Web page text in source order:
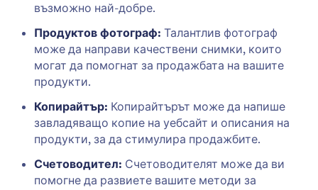
възможно най-добре.
Продуктов фотограф: Талантлив фотограф
може да направи качествени снимки, които
могат да помогнат за продажбата на вашите
продукти.
Копирайтър: Копирайтърът може да напише
завладяващо копие на уебсайт и описания на
продукти, за да стимулира продажбите.
Счетоводител: Счетоводителят може да ви
помогне да развиете вашите методи за